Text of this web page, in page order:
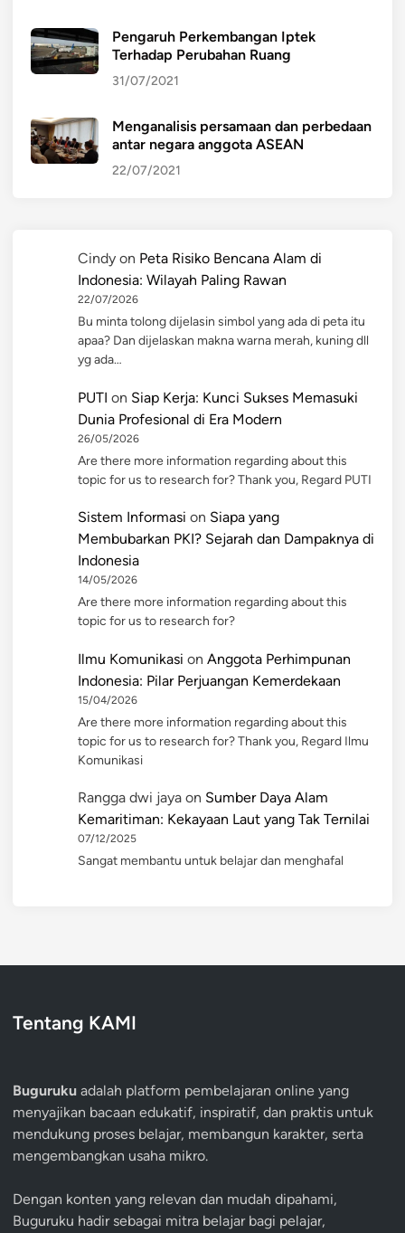
Pengaruh Perkembangan Iptek
Terhadap Perubahan Ruang
31/07/2021
Menganalisis persamaan dan perbedaan
antar negara anggota ASEAN
22/07/2021
Cindy on Peta Risiko Bencana Alam di
Indonesia: Wilayah Paling Rawan
22/07/2026
Bu minta tolong dijelasin simbol yang ada di peta itu
apaa? Dan dijelaskan makna warna merah, kuning dll
yg ada…
PUTI on Siap Kerja: Kunci Sukses Memasuki
Dunia Profesional di Era Modern
26/05/2026
Are there more information regarding about this
topic for us to research for? Thank you, Regard PUTI
Sistem Informasi on Siapa yang
Membubarkan PKI? Sejarah dan Dampaknya di
Indonesia
14/05/2026
Are there more information regarding about this
topic for us to research for?
Ilmu Komunikasi on Anggota Perhimpunan
Indonesia: Pilar Perjuangan Kemerdekaan
15/04/2026
Are there more information regarding about this
topic for us to research for? Thank you, Regard Ilmu
Komunikasi
Rangga dwi jaya on Sumber Daya Alam
Kemaritiman: Kekayaan Laut yang Tak Ternilai
07/12/2025
Sangat membantu untuk belajar dan menghafal
Tentang KAMI
Buguruku adalah platform pembelajaran online yang
menyajikan bacaan edukatif, inspiratif, dan praktis untuk
mendukung proses belajar, membangun karakter, serta
mengembangkan usaha mikro.
Dengan konten yang relevan dan mudah dipahami,
Buguruku hadir sebagai mitra belajar bagi pelajar,